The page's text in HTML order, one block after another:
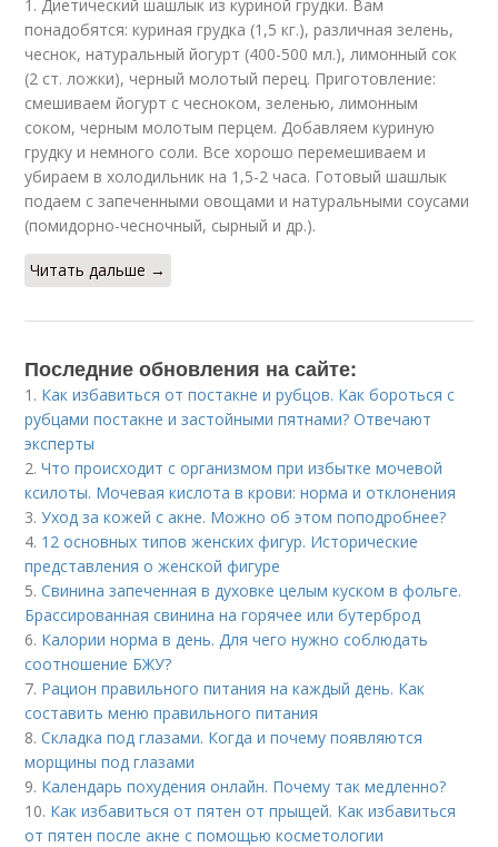
1. Диетический шашлык из куриной грудки. Вам
понадобятся: куриная грудка (1,5 кг.), различная зелень,
чеснок, натуральный йогурт (400-500 мл.), лимонный сок
(2 ст. ложки), черный молотый перец. Приготовление:
смешиваем йогурт с чесноком, зеленью, лимонным
соком, черным молотым перцем. Добавляем куриную
грудку и немного соли. Все хорошо перемешиваем и
убираем в холодильник на 1,5-2 часа. Готовый шашлык
подаем с запеченными овощами и натуральными соусами
(помидорно-чесночный, сырный и др.).
Читать дальше →
Последние обновления на сайте:
1. Как избавиться от постакне и рубцов. Как бороться с
рубцами постакне и застойными пятнами? Отвечают
эксперты
2.Что происходит с организмом при избытке мочевой
ксилоты. Мочевая кислота в крови: норма и отклонения
3.Уход за кожей с акне. Можно об этом поподробнее?
4. 12 основных типов женских фигур. Исторические
представления о женской фигуре
5.Свинина запеченная в духовке целым куском в фольге.
Брассированная свинина на горячее или бутерброд
6. Калории норма в день. Для чего нужно соблюдать
соотношение БЖУ?
7. Рацион правильного питания на каждый день. Как
составить меню правильного питания
8.Складка под глазами. Когда и почему появляются
морщины под глазами
9. Календарь похудения онлайн. Почему так медленно?
10. Как избавиться от пятен от прыщей. Как избавиться
от пятен после акне с помощью косметологии